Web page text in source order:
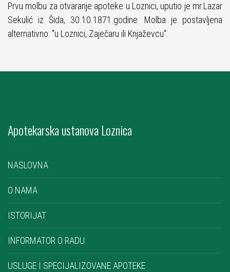
Prvu molbu za otvaranje apoteke u Loznici, uputio je mr.Lazar
Sekulić iz Šida, 30.10.1871.godine. Molba je postavljena
alternativno: "u Loznici, Zaječaru ili Knjaževcu".
Apotekarska ustanova Loznica
NASLOVNA
O NAMA
ISTORIJAT
INFORMATOR O RADU
USLUGE I SPECIJALIZOVANE APOTEKE